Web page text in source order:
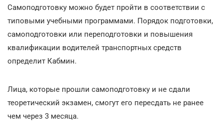
Самоподготовку можно будет пройти в соответствии с
типовыми учебными программами. Порядок подготовки,
самоподготовки или переподготовки и повышения
квалификации водителей транспортных средств
определит Кабмин.
Лица, которые прошли самоподготовку и не сдали
теоретический экзамен, смогут его пересдать не ранее
чем через 3 месяца.